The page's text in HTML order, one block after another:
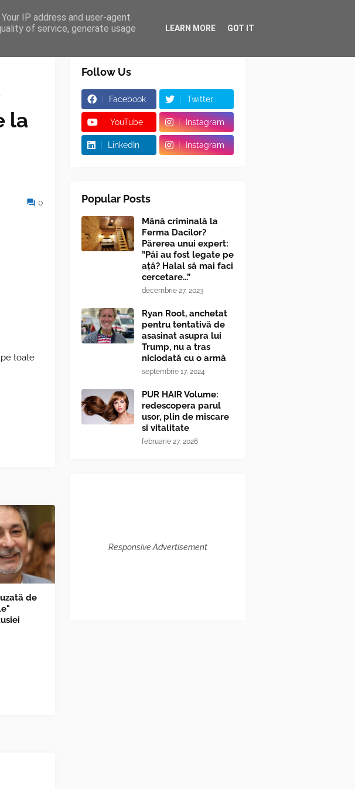
SHORTCODES
la
0
toate
de
Follow Us
Facebook Twitter
YouTube Instagram
LinkedIn Instagram
Popular Posts
Mână criminală la
Ferma Dacilor?
Părerea unui expert:
”Păi au fost legate pe
ață? Halal să mai faci
cercetare...”
decembrie 27, 2023
Ryan Root, anchetat
pentru tentativă de
asasinat asupra lui
Trump, nu a tras
niciodată cu o armă
septembrie 17, 2024
PUR HAIR Volume:
redescopera parul
usor, plin de miscare
si vitalitate
februarie 27, 2026
Responsive Advertisement
IP address and user-agent
of service, generate usage
LEARN MORE GOT IT